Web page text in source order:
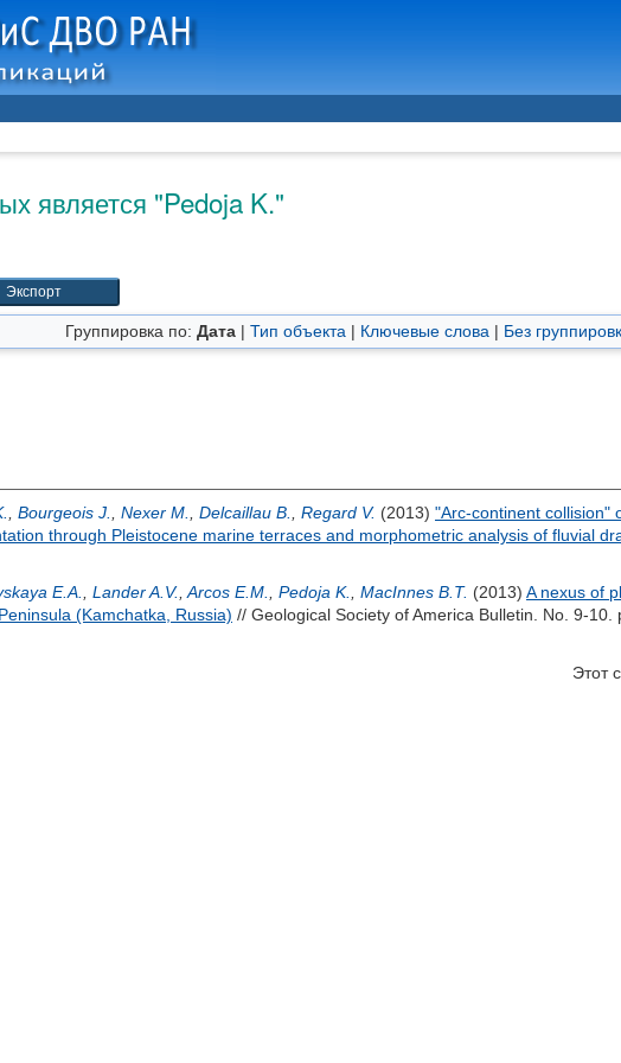
является "Pedoja K."
Группировка по: Дата | Тип объекта | Ключевые слова | Без
Bourgeois J. Nexer M. Delcaillau B. Regard V. (2013) "Arc-continent collision"
through Pleistocene marine terraces and morphometric analysis of fluvial
E.A. Lander A.V. Arcos E.M. Pedoja K. MacInnes B.T. (2013) A nexus of
(Kamchatka, Russia) // Geological Society of America Bulletin. No. 9-10.
Этот